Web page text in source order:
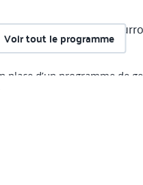
études de casqui
:
place d’un programme de
pour restaurer la
des signaux de
:
Voir tout le programme